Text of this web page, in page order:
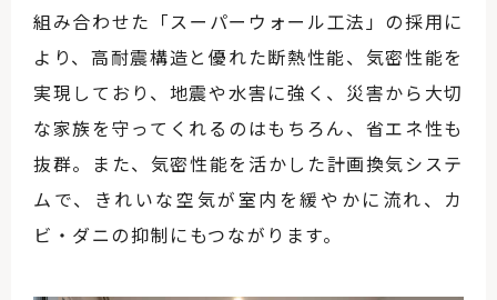
組み合わせた「スーパーウォール工法」の採用に
より、高耐震構造と優れた断熱性能、気密性能を
実現しており、地震や水害に強く、災害から大切
な家族を守ってくれるのはもちろん、省エネ性も
抜群。また、気密性能を活かした計画換気システ
ムで、きれいな空気が室内を緩やかに流れ、カ
ビ・ダニの抑制にもつながります。